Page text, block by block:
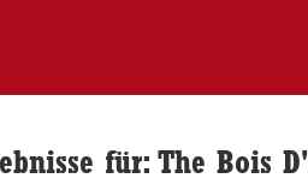
für: The Bois